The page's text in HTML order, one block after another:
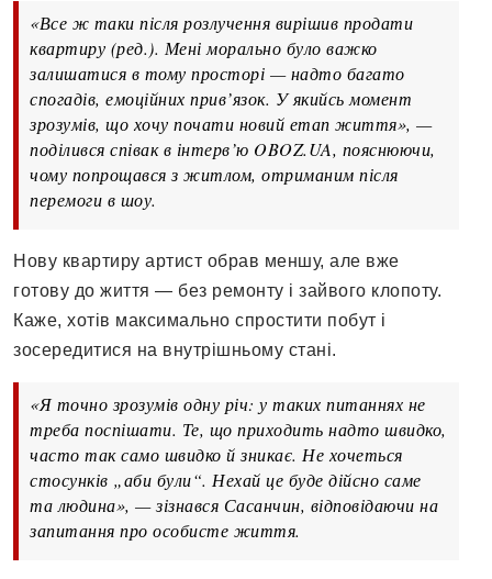
«Все ж таки після розлучення вирішив продати
квартиру (ред.). Мені морально було важко
залишатися в тому просторі — надто багато
спогадів, емоційних прив’язок. У якийсь момент
зрозумів, що хочу почати новий етап життя», —
поділився співак в інтерв’ю OBOZ.UA, пояснюючи,
чому попрощався з житлом, отриманим після
перемоги в шоу.
Нову квартиру артист обрав меншу, але вже
готову до життя — без ремонту і зайвого клопоту.
Каже, хотів максимально спростити побут і
зосередитися на внутрішньому стані.
«Я точно зрозумів одну річ: у таких питаннях не
треба поспішати. Те, що приходить надто швидко,
часто так само швидко й зникає. Не хочеться
стосунків „аби були“. Нехай це буде дійсно саме
та людина», — зізнався Сасанчин, відповідаючи на
запитання про особисте життя.